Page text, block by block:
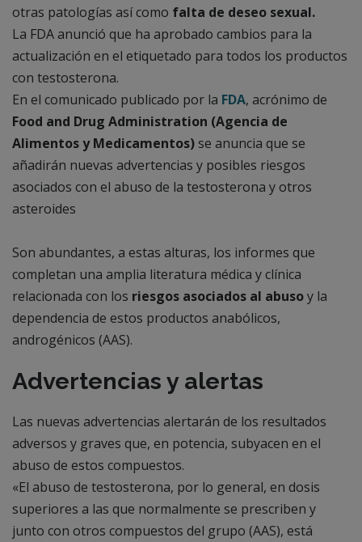
otras patologías así como falta de deseo sexual.
La FDA anunció que ha aprobado cambios para la
actualización en el etiquetado para todos los productos
con testosterona.
En el comunicado publicado por la FDA, acrónimo de
Food and Drug Administration (Agencia de
Alimentos y Medicamentos)se anuncia que se
añadirán nuevas advertencias y posibles riesgos
asociados con el abuso de la testosterona y otros
asteroides
Son abundantes, a estas alturas, los informes que
completan una amplia literatura médica y clínica
relacionada con los riesgos asociados al abusoy la
dependencia de estos productos anabólicos,
androgénicos (AAS).
Advertencias y alertas
Las nuevas advertencias alertarán de los resultados
adversos y graves que, en potencia, subyacen en el
abuso de estos compuestos.
«El abuso de testosterona, por lo general, en dosis
superiores a las que normalmente se prescriben y
junto con otros compuestos del grupo (AAS), está